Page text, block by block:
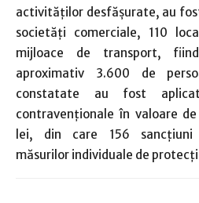
activităţilor desfăşurate, au
societăți comerciale, 110
mijloace de transport,
aproximativ 3.600 de
constatate au fost
contravenţionale în valoare
lei, din care 156 sancțiuni
măsurilor individuale de